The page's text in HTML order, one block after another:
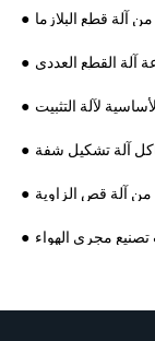
آلة القطع العددي
لآلة التثبيت
من آلة قص الزاوية
تصنيع مجرى الهواء